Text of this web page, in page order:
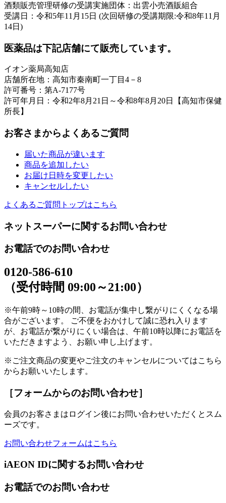
酒類販売管理研修の受講実施団体：出雲小売酒販組合
受講日：令和5年11月15日 (次回研修の受講期限:令和8年11月
14日)
医薬品は下記店舗にて販売しています。
イオン薬局高知店
店舗所在地：高知市秦南町一丁目4－8
許可番号：第A-7177号
許可年月日：令和2年8月21日～令和8年8月20日【高知市保健
所長】
お客さまからよくあるご質問
届いた商品が違います
商品を追加したい
お届け日時を変更したい
キャンセルしたい
よくあるご質問トップはこちら
ネットスーパーに関するお問い合わせ
お電話でのお問い合わせ
0120-586-610
（受付時間 09:00～21:00）
※午前9時～10時の間、お電話が集中し繋がりにくくなる場
合がございます。 ご不便をおかけして誠に恐れ入ります
が、お電話が繋がりにくい場合は、午前10時以降にお電話を
いただきますよう、お願い申し上げます。
※ご注文商品の変更やご注文のキャンセルについてはこちら
からお願いいたします。
［フォームからのお問い合わせ］
会員のお客さまはログイン後にお問い合わせいただくとスム
ーズです。
お問い合わせフォームはこちら
iAEON IDに関するお問い合わせ
お電話でのお問い合わせ